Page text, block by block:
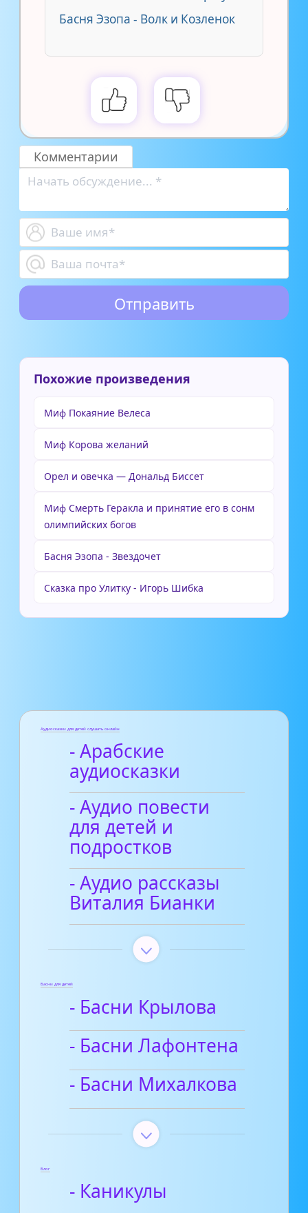
Басня Эзопа - Волк и Козленок
Комментарии
Похожие произведения
Миф Покаяние Велеса
Миф Корова желаний
Орел и овечка — Дональд Биссет
Миф Смерть Геракла и принятие его в сонм
олимпийских богов
Басня Эзопа - Звездочет
Сказка про Улитку - Игорь Шибка
Аудиосказки для детей слушать онлайн
- Арабские
аудиосказки
- Аудио повести
для детей и
подростков
- Аудио рассказы
Виталия Бианки
Басни для детей
- Басни Крылова
- Басни Лафонтена
- Басни Михалкова
Блог
- Каникулы